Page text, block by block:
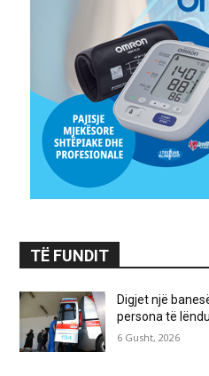
TË FUNDIT
Digjet një
persona të
6 Gusht, 2026